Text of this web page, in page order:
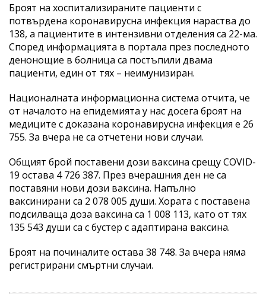
Броят на хоспитализираните пациенти с
потвърдена коронавирусна инфекция нараства до
138, а пациентите в интензивни отделения са 22-ма.
Според информацията в портала през последното
денонощие в болница са постъпили двама
пациенти, един от тях – неимунизиран.
Националната информационна система отчита, че
от началото на епидемията у нас досега броят на
медиците с доказана коронавирусна инфекция е 26
755. За вчера не са отчетени нови случаи.
Общият брой поставени дози ваксина срещу COVID-
19 остава 4 726 387. През вчерашния ден не са
поставяни нови дози ваксина. Напълно
ваксинирани са 2 078 005 души. Хората с поставена
подсилваща доза ваксина са 1 008 113, като от тях
135 543 души са с бустер с адаптирана ваксина.
Броят на починалите остава 38 748. За вчера няма
регистрирани смъртни случаи.